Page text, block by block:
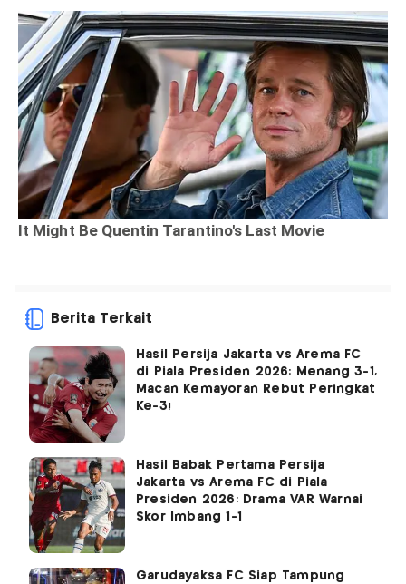
Berita Terkait
Hasil Persija Jakarta vs Arema FC
di Piala Presiden 2026: Menang 3-1,
Macan Kemayoran Rebut Peringkat
Ke-3!
Hasil Babak Pertama Persija
Jakarta vs Arema FC di Piala
Presiden 2026: Drama VAR Warnai
Skor Imbang 1-1
Garudayaksa FC Siap Tampung